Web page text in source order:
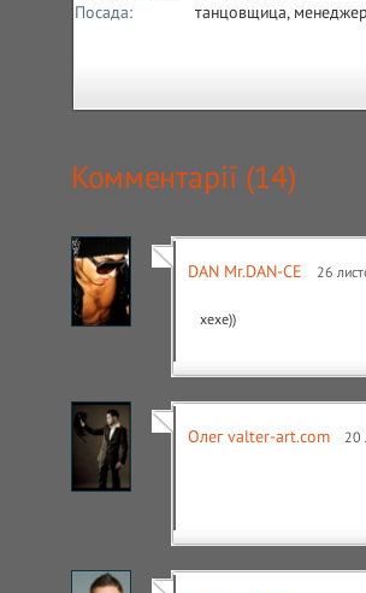
Посада:
танцовщица,
Комментарії (14)
DAN Mr.DAN-CE 26
хехе))
Олег valter-art.com 20